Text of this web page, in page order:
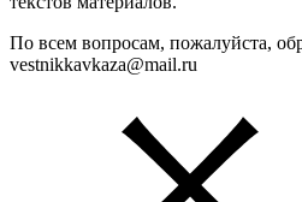
По всем вопросам, пожалуйста,
vestnikkavkaza@mail.ru